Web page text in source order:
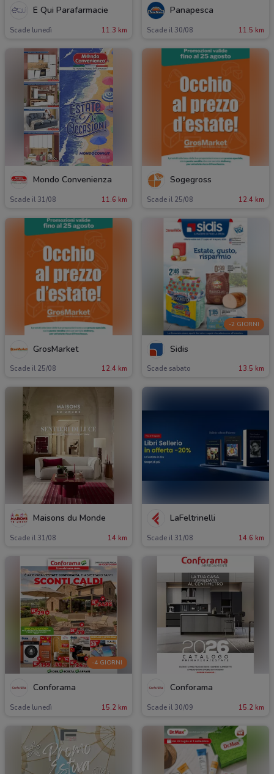
É Qui Parafarmacie
Scade lunedì 11.3 km
Panapesca
Scade il 30/08 11.5 km
Mondo Convenienza
Scade il 31/08 11.6 km
Sogegross
Scade il 25/08 12.4 km
GrosMarket
Scade il 25/08 12.4 km
-2 GIORNI
Sidis
Scade sabato 13.5 km
Maisons du Monde
Scade il 31/08 14 km
LaFeltrinelli
Scade il 31/08 14.6 km
-4 GIORNI
Conforama
Scade lunedì 15.2 km
Conforama
Scade il 30/09 15.2 km